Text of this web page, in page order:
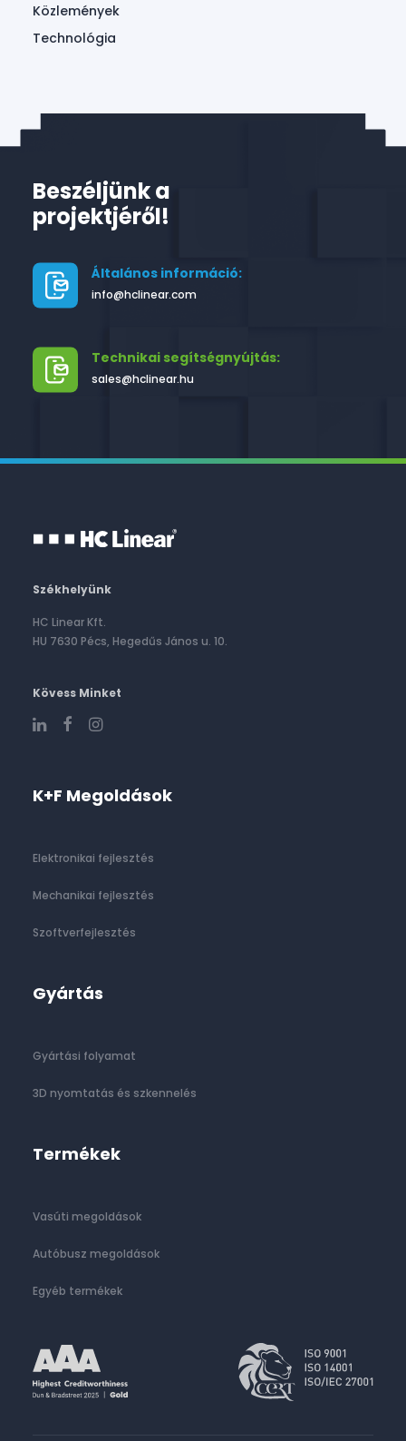
Közlemények
Technológia
Beszéljünk a
projektjéről!
Általános információ:
info@hclinear.com
Technikai segítségnyújtás:
sales@hclinear.hu
Székhelyünk
HC Linear Kft.
HU 7630 Pécs, Hegedűs János u. 10.
Kövess Minket
K+F Megoldások
Elektronikai fejlesztés
Mechanikai fejlesztés
Szoftverfejlesztés
Gyártás
Gyártási folyamat
3D nyomtatás és szkennelés
Termékek
Vasúti megoldások
Autóbusz megoldások
Egyéb termékek